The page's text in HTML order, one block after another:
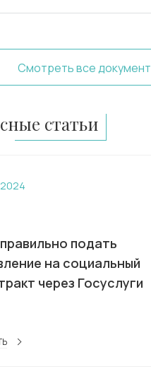
Смотреть все
статьи
подать
на социальный
через Госуслуги